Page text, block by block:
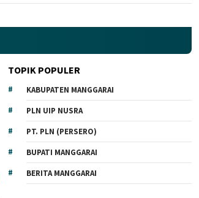
TOPIK POPULER
KABUPATEN MANGGARAI
PLN UIP NUSRA
PT. PLN (PERSERO)
BUPATI MANGGARAI
BERITA MANGGARAI